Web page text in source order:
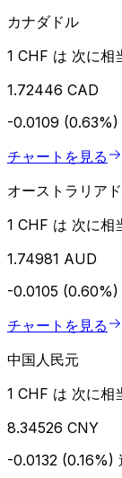
カナダドル
1 CHF は 次に相
1.72446 CAD
-0.0109 (0.63%)
チャートを見る
オーストラリア
1 CHF は 次に相
1.74981 AUD
-0.0105 (0.60%)
チャートを見る
中国人民元
1 CHF は 次に相
8.34526 CNY
-0.0132 (0.16%)